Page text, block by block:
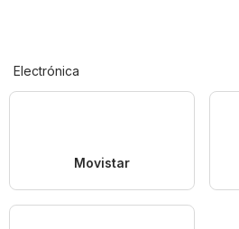
Electrónica
Movistar